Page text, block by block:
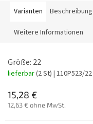
Varianten Beschreibung
Weitere Informationen
Größe: 22
lieferbar(2 St) | 110P523/22
15,28 €
12,63 € ohne MwSt.